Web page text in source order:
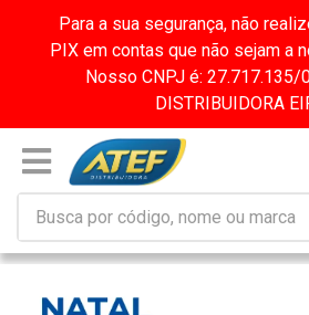
Para a sua segurança, não
PIX em contas que não sejam a
Nosso CNPJ é: 27.717.135/
DISTRIBUIDORA